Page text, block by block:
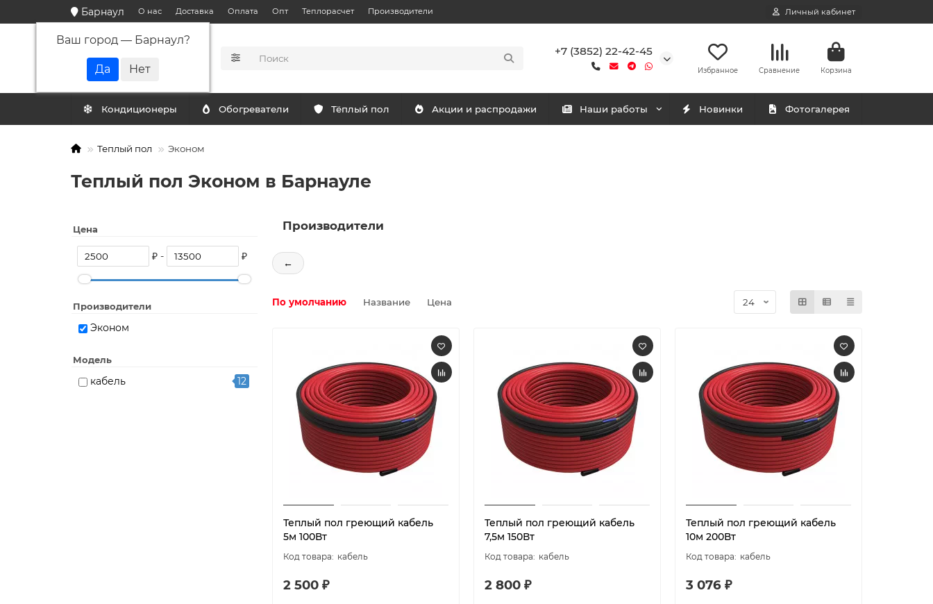
Барнаул
Ваш город — Барнаул?
О нас Доставка Оплата Опт Теплорасчет Производители Личный кабинет
+7 (3852) 22-42-45
Избранное Сравнение Корзина
Кондиционеры Обогреватели Тёплый пол Акции и распродажи Наши работы Новинки Фотогалерея
Теплый пол Эконом
Теплый пол Эконом в Барнауле
Цена
₽ - ₽
Производители
Эконом
Модель
кабель 12
Производители
←
По умолчанию Название Цена
Теплый пол греющий кабель
5м 100Вт
кабель
2 500 ₽
Теплый пол греющий кабель
7,5м 150Вт
кабель
2 800 ₽
Теплый пол греющий кабель
10м 200Вт
кабель
3 076 ₽